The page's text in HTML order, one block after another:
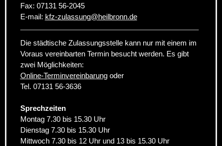
Fax: 07131 56-2045
E-mail: kfz-zulassung@heilbronn.de
Die städtische Zulassungsstelle kann nur mit einem im
Voraus vereinbarten Termin besucht werden. Es gibt
zwei Möglichkeiten:
Online-Terminvereinbarungoder
Tel. 07131 56-3636
Sprechzeiten
Montag 7.30 bis 15.30 Uhr
Dienstag 7.30 bis 15.30 Uhr
Mittwoch 7.30 bis 12 Uhr und 13 bis 15.30 Uhr